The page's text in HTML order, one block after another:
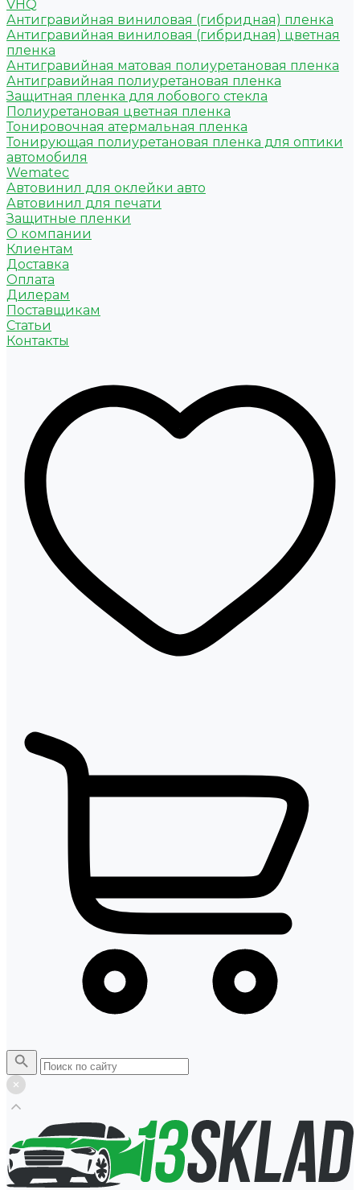
VHQ
Антигравийная виниловая (гибридная) пленка
Антигравийная виниловая (гибридная) цветная
пленка
Антигравийная матовая полиуретановая пленка
Антигравийная полиуретановая пленка
Защитная пленка для лобового стекла
Полиуретановая цветная пленка
Тонировочная атермальная пленка
Тонирующая полиуретановая пленка для оптики
автомобиля
Wematec
Автовинил для оклейки авто
Автовинил для печати
Защитные пленки
О компании
Клиентам
Доставка
Оплата
Дилерам
Поставщикам
Статьи
Контакты